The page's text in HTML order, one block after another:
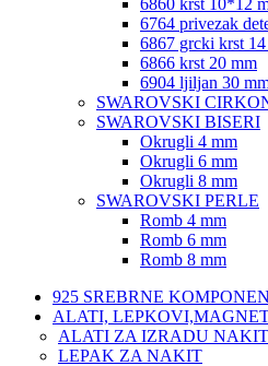
6764 privezak
6867 grcki krst
6866 krst 20 mm
6904 ljiljan 30
SWAROVSKI
SWAROVSKI BISERI
Okrugli 4 mm
Okrugli 6 mm
Okrugli 8 mm
SWAROVSKI PERLE
Romb 4 mm
Romb 6 mm
Romb 8 mm
925 SREBRNE
ALATI,
ALATI ZA IZRADU
LEPAK ZA NAKIT